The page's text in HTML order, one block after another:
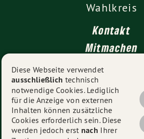
Wahlkreis
Kontakt
Mitmachen
Impressum
Datenschutz
© 2026Vanessa Gronemann MdL
Diese Webseite verwendet
ausschließlich technisch
notwendige Cookies. Lediglich
für die Anzeige von externen
Inhalten können zusätzliche
Cookies erforderlich sein. Diese
werden jedoch erst nach Ihrer